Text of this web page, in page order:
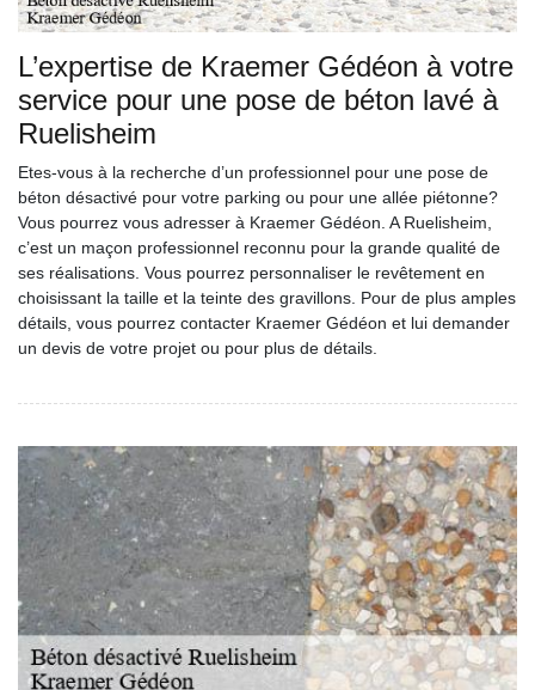
L’expertise de Kraemer Gédéon à votre
service pour une pose de béton lavé à
Ruelisheim
Etes-vous à la recherche d’un professionnel pour une pose de
béton désactivé pour votre parking ou pour une allée piétonne?
Vous pourrez vous adresser à Kraemer Gédéon. A Ruelisheim,
c’est un maçon professionnel reconnu pour la grande qualité de
ses réalisations. Vous pourrez personnaliser le revêtement en
choisissant la taille et la teinte des gravillons. Pour de plus amples
détails, vous pourrez contacter Kraemer Gédéon et lui demander
un devis de votre projet ou pour plus de détails.